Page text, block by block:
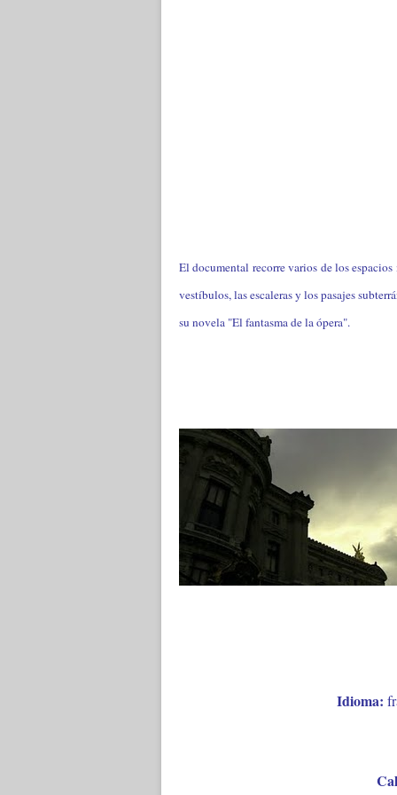
El documental recorre varios de los
vestíbulos, las escaleras y los pasajes
su novela "El fantasma de la ópera".
Idioma: